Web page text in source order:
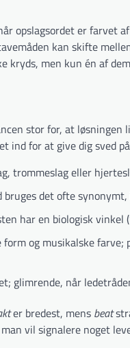
opslagsordet er farvet
kan skifte
men kun én af
stor for, at
ind for at give dig sved
trommeslag eller
det ofte
har en biologisk vinkel
og musikalske
glimrende, når
er bredest, mens beat
vil signalere noget